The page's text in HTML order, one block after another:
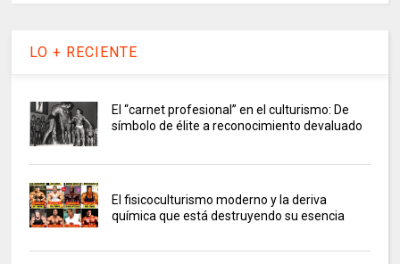
LO + RECIENTE
El “carnet profesional” en el culturismo: De
símbolo de élite a reconocimiento devaluado
El fisicoculturismo moderno y la deriva
química que está destruyendo su esencia